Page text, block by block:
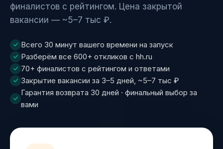
финалистов с рейтингом. Цена закрытой
вакансии — ~5–7 тыс ₽.
Всего 30 минут вашего времени на запуск
Разберём все 600+ откликов с hh.ru
70+ финалистов с рейтингом и ответами
Закрытие вакансии за 3–5 дней, ~5–7 тыс ₽
Гарантия возврата 30 дней · финальный выбор за
вами